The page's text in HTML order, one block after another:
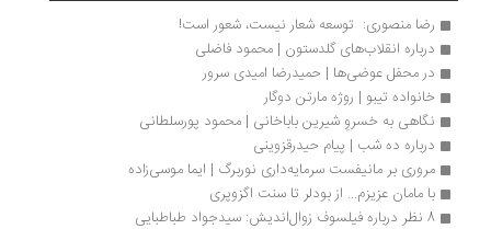
رضا منصوری:  توسعه شعار نیست، شعور است!
درباره انقلاب‌های گلدستون | محمود فاضلی
در محفل عوضی‌ها | حمیدرضا امیدی سرور
خانواده تیبو | روژه مارتن دوگار
نگاهی به خسروِ شیرین باباخانی | محمود پورسلطانی
درباره ده شب | پیام حیدرقزوینی
مروری بر مانیفست سرمایه‌داری نوربرگ | ایما موسی‌زاده
با مامان عزیزم... از بودلر تا سنت اگزوپری